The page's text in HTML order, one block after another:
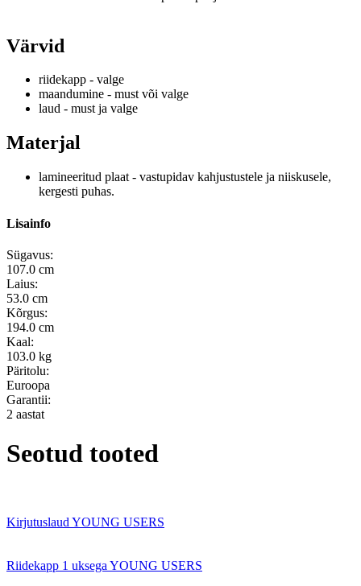
Värvid
riidekapp - valge
maandumine - must või valge
laud - must ja valge
Materjal
lamineeritud plaat - vastupidav kahjustustele ja niiskusele,
kergesti puhas.
Lisainfo
Sügavus:
107.0 cm
Laius:
53.0 cm
Kõrgus:
194.0 cm
Kaal:
103.0 kg
Päritolu:
Euroopa
Garantii:
2 aastat
Seotud tooted
Kirjutuslaud YOUNG USERS
Riidekapp 1 uksega YOUNG USERS